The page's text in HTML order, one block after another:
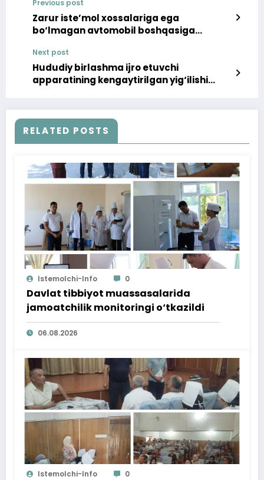
Previous post
Zarur iste’mol xossalariga ega
bo‘lmagan avtomobil boshqasiga
Next post
Hududiy birlashma ijro etuvchi
apparatining kengaytirilgan yig‘ilishi
RELATED POSTS
Istemolchi-Info 0
Davlat tibbiyot muassasalarida
jamoatchilik monitoringi o‘tkazildi
06.08.2026
Istemolchi-Info 0